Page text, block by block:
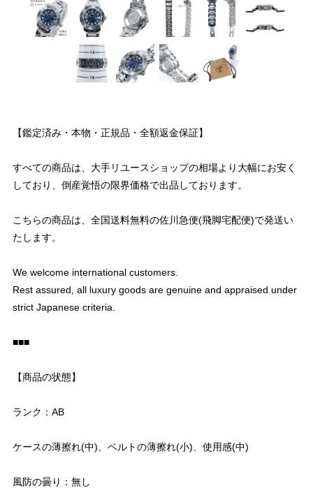
【鑑定済み・本物・正規品・全額返金保証】
すべての商品は、大手リユースショップの相場より大幅にお安く
しており、倒産覚悟の限界価格で出品しております。
こちらの商品は、全国送料無料の佐川急便(飛脚宅配便)で発送い
たします。
We welcome international customers.
Rest assured, all luxury goods are genuine and appraised under
strict Japanese criteria.
■■■
【商品の状態】
ランク：AB
ケースの薄擦れ(中)、ベルトの薄擦れ(小)、使用感(中)
風防の曇り：無し